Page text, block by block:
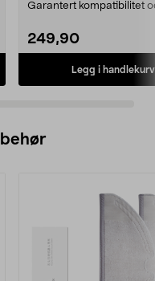
Garantert kompatibilitet
249,90
Legg i handlekurv